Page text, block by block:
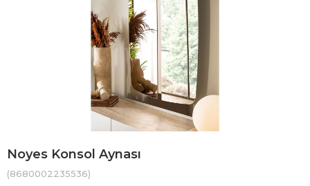
Noyes Konsol Aynası
(8680002235536)